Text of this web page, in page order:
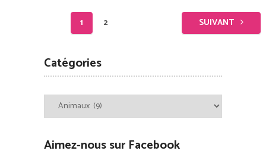
Pagination
publications
1 2 SUIVANT
Catégories
Catégories
Aimez-nous sur Facebook